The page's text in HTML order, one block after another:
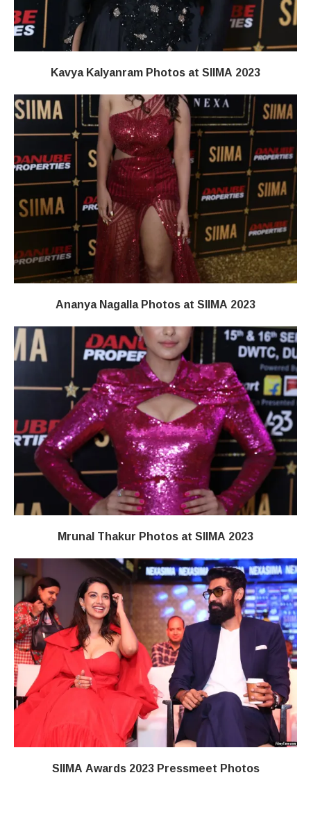
Kavya Kalyanram Photos at SIIMA 2023
Ananya Nagalla Photos at SIIMA 2023
Mrunal Thakur Photos at SIIMA 2023
SIIMA Awards 2023 Pressmeet Photos